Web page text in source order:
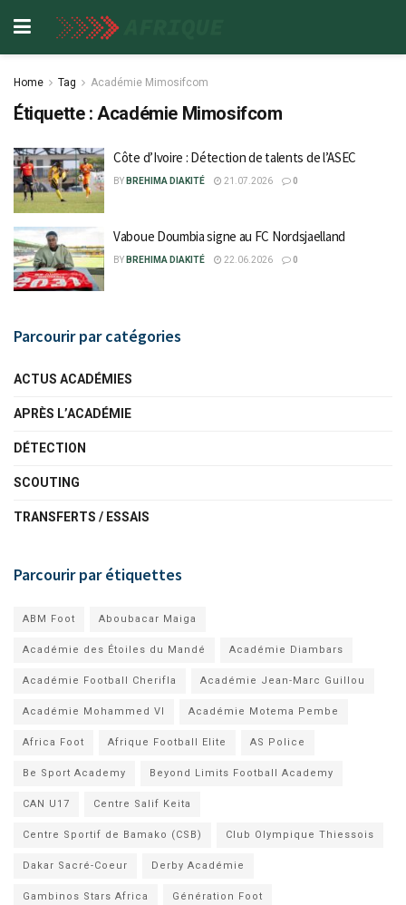
Home Tag Académie Mimosifcom
Étiquette :Académie Mimosifcom
Côte d’Ivoire : Détection de talents de l’ASEC
BY BREHIMA DIAKITÉ 21.07.2026 0
Vaboue Doumbia signe au FC Nordsjaelland
BY BREHIMA DIAKITÉ 22.06.2026 0
Parcourir par catégories
ACTUS ACADÉMIES
APRÈS L’ACADÉMIE
DÉTECTION
SCOUTING
TRANSFERTS / ESSAIS
Parcourir par étiquettes
ABM Foot Aboubacar Maiga
Académie des Étoiles du Mandé Académie Diambars
Académie Football Cherifla Académie Jean-Marc Guillou
Académie Mohammed VI Académie Motema Pembe
Africa Foot Afrique Football Elite AS Police
Be Sport Academy Beyond Limits Football Academy
CAN U17 Centre Salif Keita
Centre Sportif de Bamako (CSB) Club Olympique Thiessois
Dakar Sacré-Coeur Derby Académie
Gambinos Stars Africa Génération Foot